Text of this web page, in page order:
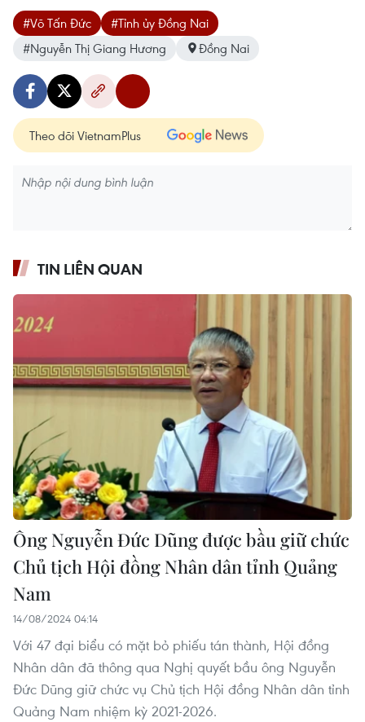
#Võ Tấn Đức
#Tỉnh ủy Đồng Nai
#Nguyễn Thị Giang Hương
Đồng Nai
Theo dõi VietnamPlus
TIN LIÊN QUAN
Ông Nguyễn Đức Dũng được bầu giữ chức
Chủ tịch Hội đồng Nhân dân tỉnh Quảng
Nam
14/08/2024 04:14
Với 47 đại biểu có mặt bỏ phiếu tán thành, Hội đồng
Nhân dân đã thông qua Nghị quyết bầu ông Nguyễn
Đức Dũng giữ chức vụ Chủ tịch Hội đồng Nhân dân tỉnh
Quảng Nam nhiệm kỳ 2021-2026.